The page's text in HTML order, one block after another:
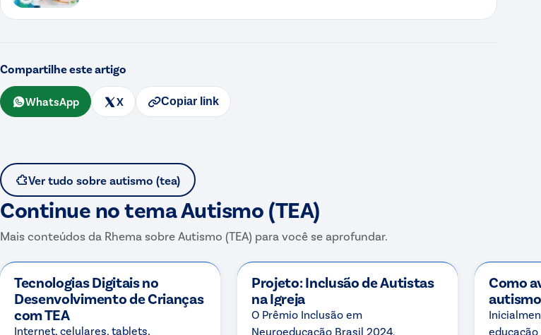
Compartilhe este artigo
WhatsApp X Copiar link
Ver tudo sobre autismo (tea)
Continue no temaAutismo (TEA)
Mais conteúdos da Rhema sobre Autismo (TEA) para você se aprofundar.
Tecnologias Digitais no
Desenvolvimento de Crianças
com TEA
Internet, celulares, tablets,
Projeto: Inclusão de Autistas
na Igreja
O Prêmio Inclusão em
Neuroeducação Brasil 2024,
Como